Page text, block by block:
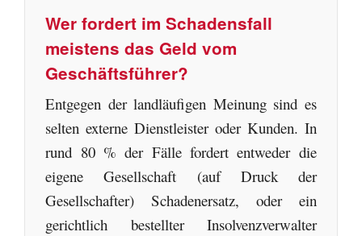
Wer fordert im Schadensfall
meistens das Geld vom
Geschäftsführer?
Entgegen der landläufigen Meinung sind es
selten externe Dienstleister oder Kunden. In
rund 80 % der Fälle fordert entweder die
eigene Gesellschaft (auf Druck der
Gesellschafter) Schadenersatz, oder ein
gerichtlich bestellter Insolvenzverwalter